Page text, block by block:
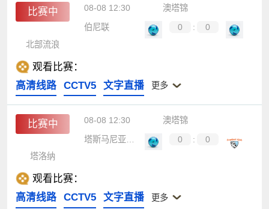
比赛中 08-08 12:30
澳塔锦
伯尼联
0 :
0
北部流浪
观看比赛：
高清线路
CCTV5 文字直播 更多
比赛中 08-08 12:30
澳塔锦
0 :
0
塔洛纳
观看比赛：
高清线路
CCTV5 文字直播 更多